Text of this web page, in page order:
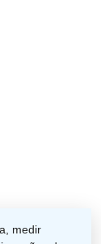
medir